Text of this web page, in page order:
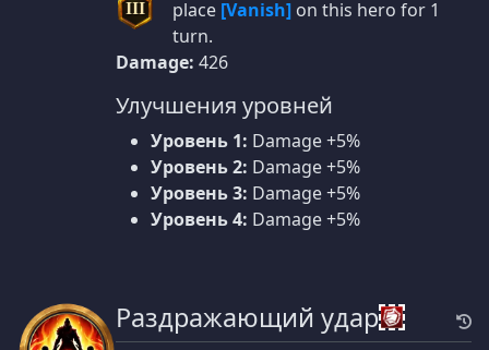
III
place [Vanish] on this hero for 1
turn.
Damage: 426
Улучшения уровней
Уровень 1: Damage +5%
Уровень 2: Damage +5%
Уровень 3: Damage +5%
Уровень 4: Damage +5%
Раздражающий удар